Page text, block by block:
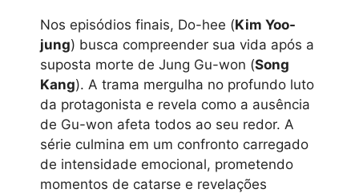
Nos episódios finais, Do-hee (Kim Yoo-
jung) busca compreender sua vida após a
suposta morte de Jung Gu-won (Song
Kang). A trama mergulha no profundo luto
da protagonista e revela como a ausência
de Gu-won afeta todos ao seu redor. A
série culmina em um confronto carregado
de intensidade emocional, prometendo
momentos de catarse e revelações